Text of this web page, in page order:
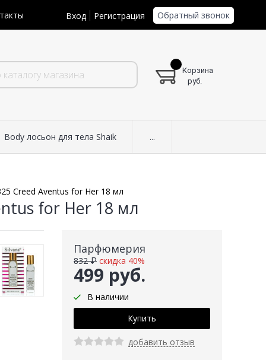
Вход Регистрация Обратный звонок
Корзина
руб.
Body лосьон для тела Shaik ...
Creed Aventus for Her 18 мл
for Her 18 мл
Парфюмерия
499 руб.
832 ₽ скидка 40%
В наличии
добавить отзыв